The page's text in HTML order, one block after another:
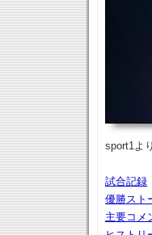
sport1より
試合記録
優勝スト
主要コメ